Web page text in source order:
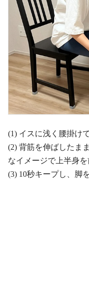
(1) イスに浅く腰掛け
(2) 背筋を伸ばしたま
なイメージで上半身を
(3) 10秒キープし、脚